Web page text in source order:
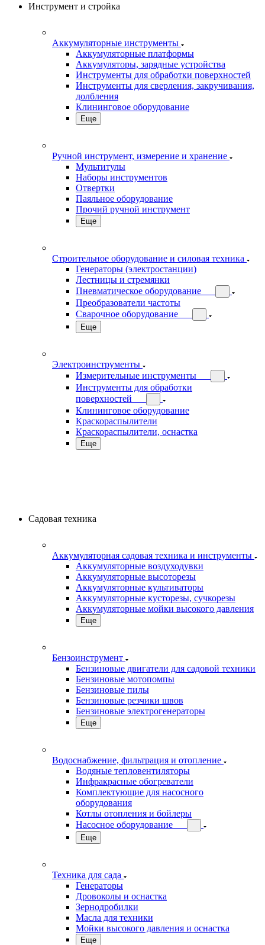
Инструмент и стройка
Аккумуляторные инструменты
Аккумуляторные платформы
Аккумуляторы, зарядные устройства
Инструменты для обработки поверхностей
Инструменты для сверления, закручивания,
долбления
Клининговое оборудование
Еще
Ручной инструмент, измерение и хранение
Мультитулы
Наборы инструментов
Отвертки
Паяльное оборудование
Прочий ручной инструмент
Еще
Строительное оборудование и силовая техника
Генераторы (электростанции)
Лестницы и стремянки
Пневматическое оборудование
Преобразователи частоты
Сварочное оборудование
Еще
Электроинструменты
Измерительные инструменты
Инструменты для обработки
поверхностей
Клининговое оборудование
Краскораспылители
Краскораспылители, оснастка
Еще
Садовая техника
Аккумуляторная садовая техника и инструменты
Аккумуляторные воздуходувки
Аккумуляторные высоторезы
Аккумуляторные культиваторы
Аккумуляторные кусторезы, сучкорезы
Аккумуляторные мойки высокого давления
Еще
Бензоинструмент
Бензиновые двигатели для садовой техники
Бензиновые мотопомпы
Бензиновые пилы
Бензиновые резчики швов
Бензиновые электрогенераторы
Еще
Водоснабжение, фильтрация и отопление
Водяные тепловентиляторы
Инфракрасные обогреватели
Комплектующие для насосного
оборудования
Котлы отопления и бойлеры
Насосное оборудование
Еще
Техника для сада
Генераторы
Дровоколы и оснастка
Зернодробилки
Масла для техники
Мойки высокого давления и оснастка
Еще